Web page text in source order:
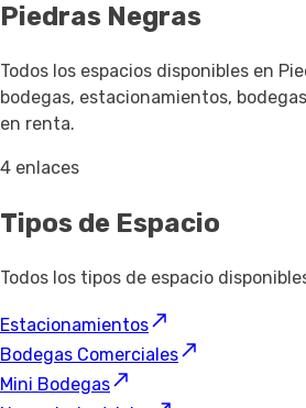
Piedras Negras
Todos los espacios disponibles en
bodegas, estacionamientos,
en renta.
4 enlaces
Tipos de Espacio
Todos los tipos de espacio
Estacionamientos
Bodegas Comerciales
Mini Bodegas